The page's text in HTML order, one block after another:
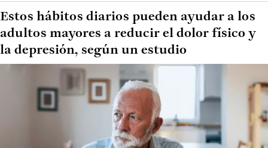
Estos hábitos diarios pueden ayudar a los
adultos mayores a reducir el dolor físico y
la depresión, según un estudio